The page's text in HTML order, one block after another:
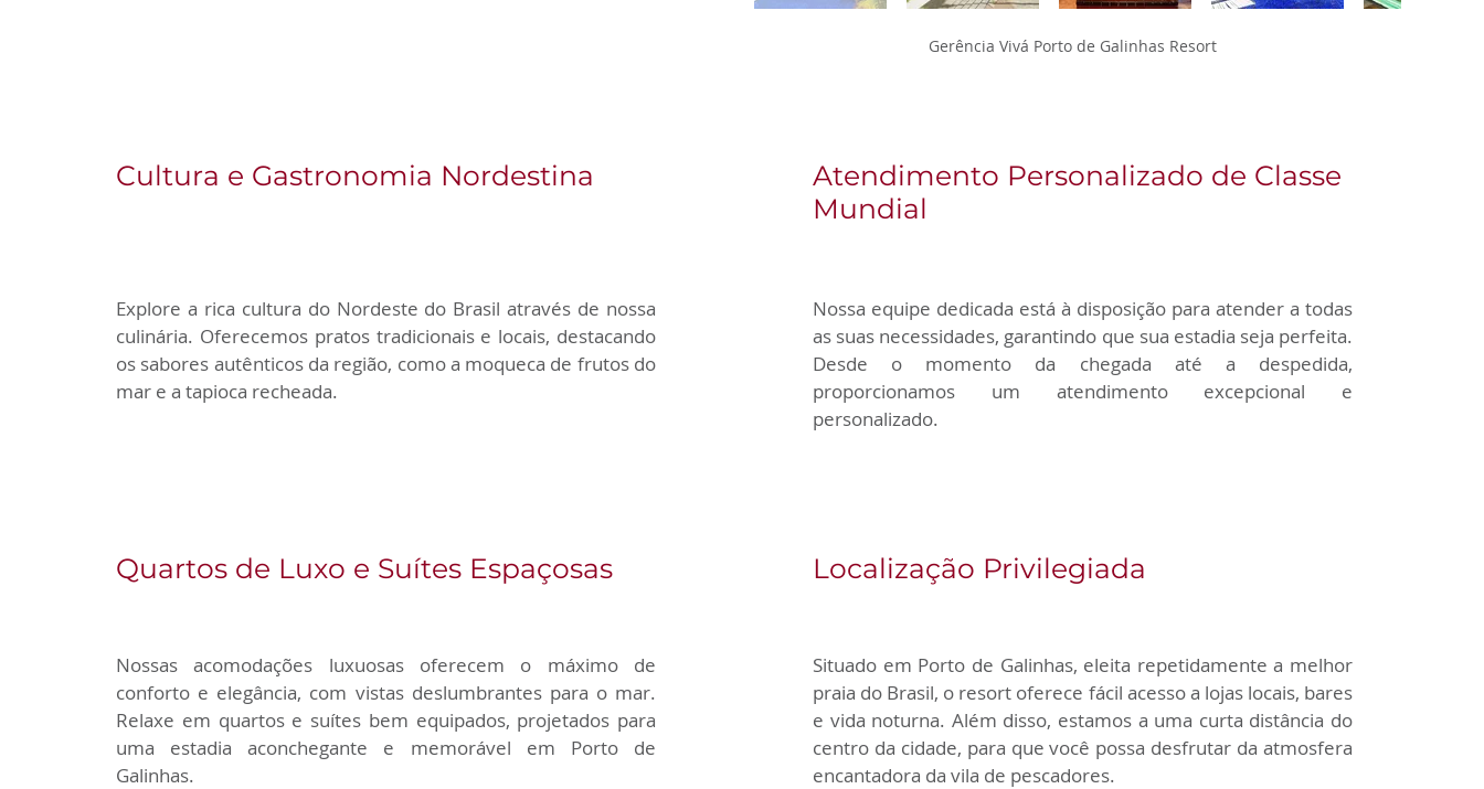
Gerência Vivá Porto de Galinhas Resort
Cultura e Gastronomia Nordestina
Explore a rica cultura do Nordeste do Brasil através de nossa
culinária. Oferecemos pratos tradicionais e locais, destacando
os sabores autênticos da região, como a moqueca de frutos do
mar e a tapioca recheada.
Atendimento Personalizado de Classe
Mundial
Nossa equipe dedicada está à disposição para atender a todas
as suas necessidades, garantindo que sua estadia seja perfeita.
Desde o momento da chegada até a despedida,
proporcionamos um atendimento excepcional e
personalizado.
Quartos de Luxo e Suítes Espaçosas
Nossas acomodações luxuosas oferecem o máximo de
conforto e elegância, com vistas deslumbrantes para o mar.
Relaxe em quartos e suítes bem equipados, projetados para
uma estadia aconchegante e memorável em Porto de
Galinhas.
Localização Privilegiada
Situado em Porto de Galinhas, eleita repetidamente a melhor
praia do Brasil, o resort oferece fácil acesso a lojas locais, bares
e vida noturna. Além disso, estamos a uma curta distância do
centro da cidade, para que você possa desfrutar da atmosfera
encantadora da vila de pescadores.